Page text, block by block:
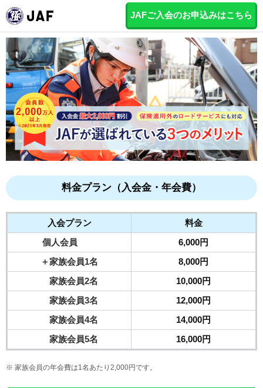
JAFご入会のお申込みはこちら
料金プラン（入会金・年会費）
入会プラン
料金
個人会員
6,000円
＋家族会員1名
8,000円
家族会員2名
10,000円
家族会員3名
12,000円
家族会員4名
14,000円
家族会員5名
16,000円
家族会員の年会費は1名あたり2,000円です。